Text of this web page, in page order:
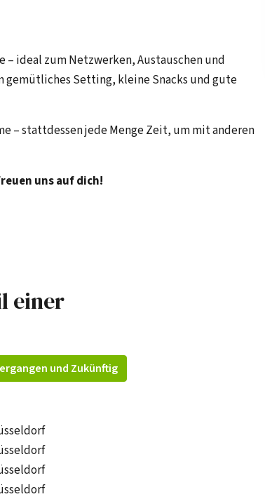
ideal zum Netzwerken, Austauschen und
gemütliches Setting, kleine Snacks und gute
– stattdessen jede Menge Zeit, um mit anderen
uns auf dich!
einer
und Zukünftig